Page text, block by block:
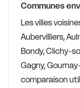
Communes
Les villes
Aubervilliers,
Bondy, Clichy-
Gagny,
comparaison